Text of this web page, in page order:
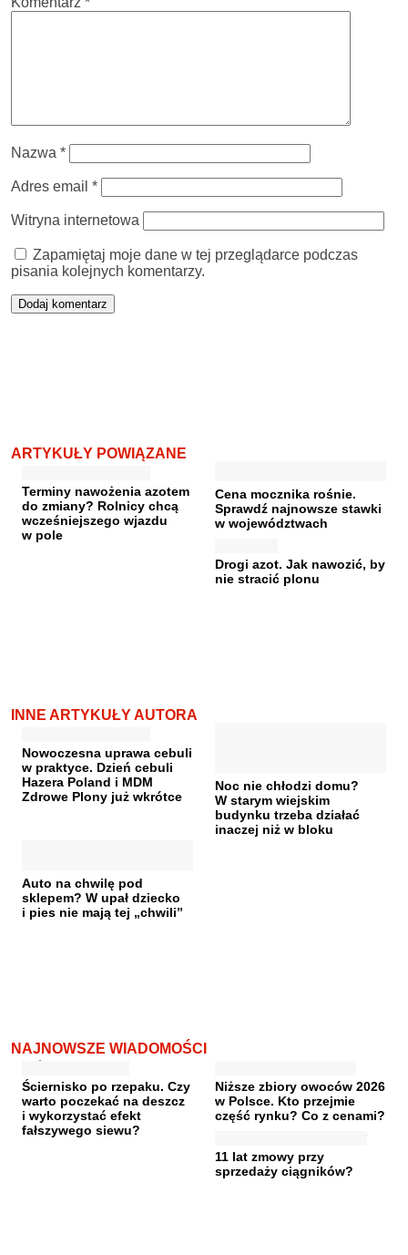
Nazwa *
Adres email *
Witryna internetowa
Zapamiętaj moje dane w tej przeglądarce podczas
pisania kolejnych komentarzy.
ARTYKUŁY POWIĄZANE
Terminy nawożenia azotem
do zmiany? Rolnicy chcą
wcześniejszego wjazdu
w pole
Cena mocznika rośnie.
Sprawdź najnowsze stawki
w województwach
Drogi azot. Jak nawozić, by
nie stracić plonu
INNE ARTYKUŁY AUTORA
Nowoczesna uprawa cebuli
w praktyce. Dzień cebuli
Hazera Poland i MDM
Zdrowe Plony już wkrótce
Noc nie chłodzi domu?
W starym wiejskim
budynku trzeba działać
inaczej niż w bloku
Auto na chwilę pod
sklepem? W upał dziecko
i pies nie mają tej „chwili”
NAJNOWSZE WIADOMOŚCI
Ściernisko po rzepaku. Czy
warto poczekać na deszcz
i wykorzystać efekt
fałszywego siewu?
Niższe zbiory owoców 2026
w Polsce. Kto przejmie
część rynku? Co z cenami?
11 lat zmowy przy
sprzedaży ciągników?